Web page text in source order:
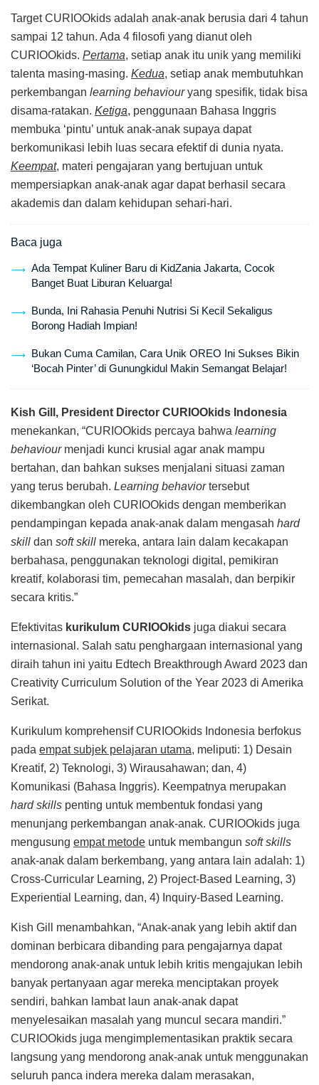
Target CURIOOkids adalah anak-anak berusia dari 4 tahun
sampai 12 tahun. Ada 4 filosofi yang dianut oleh
CURIOOkids. Pertama, setiap anak itu unik yang memiliki
talenta masing-masing. Kedua, setiap anak membutuhkan
perkembangan learning behaviouryang spesifik, tidak bisa
disama-ratakan. Ketiga, penggunaan Bahasa Inggris
membuka ‘pintu’ untuk anak-anak supaya dapat
berkomunikasi lebih luas secara efektif di dunia nyata.
Keempat, materi pengajaran yang bertujuan untuk
mempersiapkan anak-anak agar dapat berhasil secara
akademis dan dalam kehidupan sehari-hari.
Baca juga
Ada Tempat Kuliner Baru di KidZania Jakarta, Cocok
Banget Buat Liburan Keluarga!
Bunda, Ini Rahasia Penuhi Nutrisi Si Kecil Sekaligus
Borong Hadiah Impian!
Bukan Cuma Camilan, Cara Unik OREO Ini Sukses Bikin
‘Bocah Pinter’ di Gunungkidul Makin Semangat Belajar!
Kish Gill, President Director CURIOOkids Indonesia
menekankan, “CURIOOkids percaya bahwa learning
behaviour menjadi kunci krusial agar anak mampu
bertahan, dan bahkan sukses menjalani situasi zaman
yang terus berubah. Learning behaviortersebut
dikembangkan oleh CURIOOkids dengan memberikan
pendampingan kepada anak-anak dalam mengasah hard
skill dan soft skill mereka, antara lain dalam kecakapan
berbahasa, penggunakan teknologi digital, pemikiran
kreatif, kolaborasi tim, pemecahan masalah, dan berpikir
secara kritis.”
Efektivitas kurikulum CURIOOkids juga diakui secara
internasional. Salah satu penghargaan internasional yang
diraih tahun ini yaitu Edtech Breakthrough Award 2023 dan
Creativity Curriculum Solution of the Year 2023 di Amerika
Serikat.
Kurikulum komprehensif CURIOOkids Indonesia berfokus
pada empat subjek pelajaran utama, meliputi: 1) Desain
Kreatif, 2) Teknologi, 3) Wirausahawan; dan, 4)
Komunikasi (Bahasa Inggris). Keempatnya merupakan
hard skills penting untuk membentuk fondasi yang
menunjang perkembangan anak-anak. CURIOOkids juga
mengusung empat metode untuk membangun soft skills
anak-anak dalam berkembang, yang antara lain adalah: 1)
Cross-Curricular Learning, 2) Project-Based Learning, 3)
Experiential Learning, dan, 4) Inquiry-Based Learning.
Kish Gill menambahkan, “Anak-anak yang lebih aktif dan
dominan berbicara dibanding para pengajarnya dapat
mendorong anak-anak untuk lebih kritis mengajukan lebih
banyak pertanyaan agar mereka menciptakan proyek
sendiri, bahkan lambat laun anak-anak dapat
menyelesaikan masalah yang muncul secara mandiri.”
CURIOOkids juga mengimplementasikan praktik secara
langsung yang mendorong anak-anak untuk menggunakan
seluruh panca indera mereka dalam merasakan,